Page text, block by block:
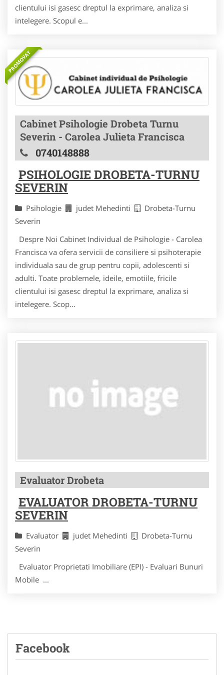
clientului isi gasesc dreptul la exprimare, analiza si
intelegere. Scopul e...
PROMOVAT
Cabinet Psihologie Drobeta Turnu
Severin - Carolea Julieta Francisca
0740148888
PSIHOLOGIE DROBETA-TURNU
SEVERIN
Psihologie judet Mehedinti
Drobeta-Turnu
Severin
Despre Noi Cabinet Individual de Psihologie - Carolea
Francisca va ofera servicii de consiliere si psihoterapie
individuala sau de grup pentru copii, adolescenti si
adulti. Toate problemele, ideile, emotiile, fricile
clientului isi gasesc dreptul la exprimare, analiza si
intelegere. Scop...
Evaluator Drobeta
EVALUATOR DROBETA-TURNU
SEVERIN
Evaluator judet Mehedinti
Drobeta-Turnu
Severin
Evaluator Proprietati Imobiliare (EPI) - Evaluari Bunuri
Mobile ...
Facebook